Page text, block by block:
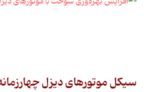
سیکل موتورهای دیزل